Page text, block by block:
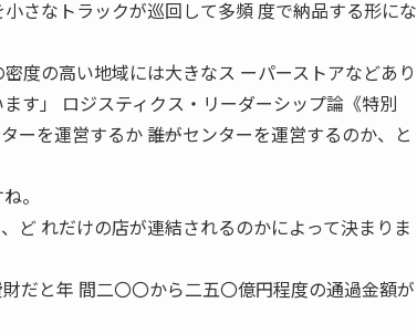
さなトラックが巡回して多頻 度で納品する形にな
度の高い地域には大きなス ーパーストアなどあり
す」 ロジスティクス・リーダーシップ論《特別
を運営するか ――誰がセンターを運営するのか、と
。
ど れだけの店が連結されるのかによって決まりま
だと年 間二〇〇から二五〇億円程度の通過金額が